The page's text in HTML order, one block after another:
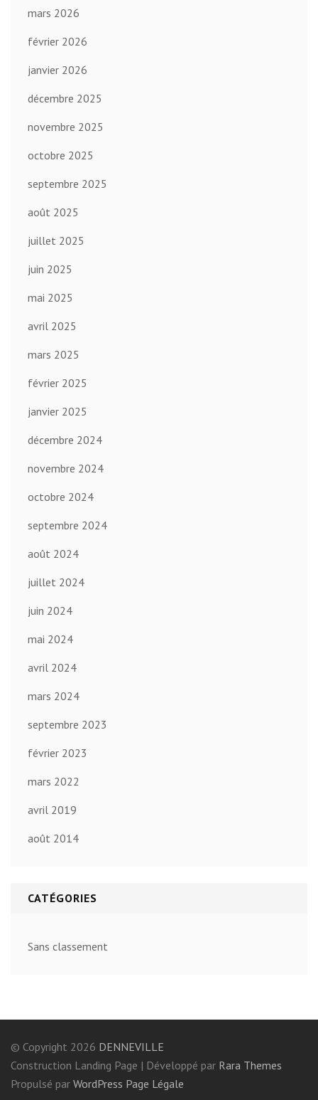
mars 2026
février 2026
janvier 2026
décembre 2025
novembre 2025
octobre 2025
septembre 2025
août 2025
juillet 2025
juin 2025
mai 2025
avril 2025
mars 2025
février 2025
janvier 2025
décembre 2024
novembre 2024
octobre 2024
septembre 2024
août 2024
juillet 2024
juin 2024
mai 2024
avril 2024
mars 2024
septembre 2023
février 2023
mars 2022
avril 2019
août 2014
CATÉGORIES
Sans classement
© Copyright 2026 DENNEVILLE
Construction Landing Page | Développé par Rara Themes
Propulsé par WordPress Page Légale